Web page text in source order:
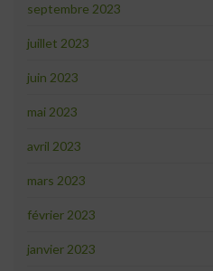
septembre 2023
juillet 2023
juin 2023
mai 2023
avril 2023
mars 2023
février 2023
janvier 2023